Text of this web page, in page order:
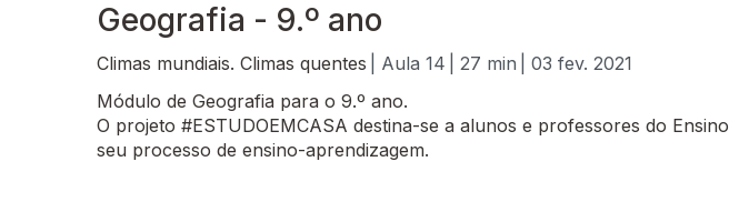
Geografia - 9.º ano
Climas mundiais. Climas quentes | Aula 14 | 27 min | 03 fev. 2021
Módulo de Geografia para o 9.º ano.
O projeto #ESTUDOEMCASA destina-se a alunos e professores do
seu processo de ensino-aprendizagem.